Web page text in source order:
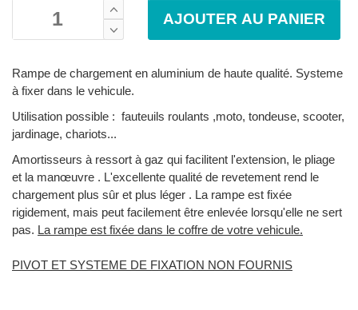
Rampe de chargement en aluminium de haute qualité. Systeme
à fixer dans le vehicule.
Utilisation possible : fauteuils roulants ,moto, tondeuse, scooter,
jardinage, chariots...
Amortisseurs à ressort à gaz qui facilitent l'extension, le pliage
et la manœuvre . L'excellente qualité de revetement rend le
chargement plus sûr et plus léger . La rampe est fixée
rigidement, mais peut facilement être enlevée lorsqu'elle ne sert
pas. La rampe est fixée dans le coffre de votre vehicule.
PIVOT ET SYSTEME DE FIXATION NON FOURNIS